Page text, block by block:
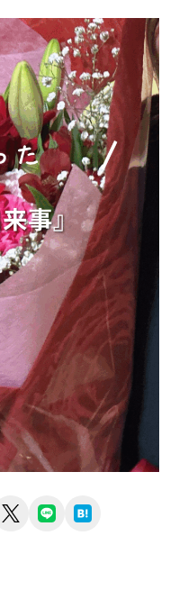
facebook line